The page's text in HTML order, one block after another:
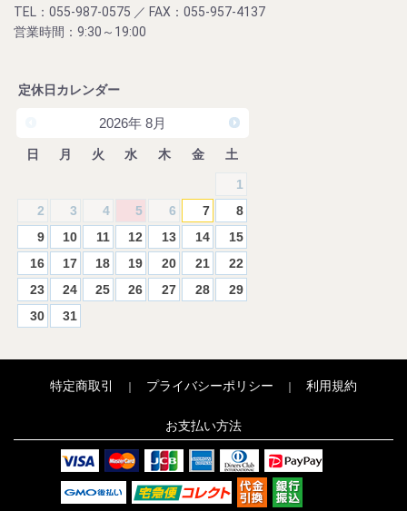
TEL：055-987-0575 ／ FAX：055-957-4137
営業時間：9:30～19:00
定休日カレンダー
2026年 8月
日 月 火 水 木 金 土
1
2
3 4 5 6 7
8
9
10 11 12 13 14
15
16
17 18 19 20 21
22
23
24 25 26 27 28
29
30
31
特定商取引 ｜ プライバシーポリシー ｜ 利用規約
お支払い方法